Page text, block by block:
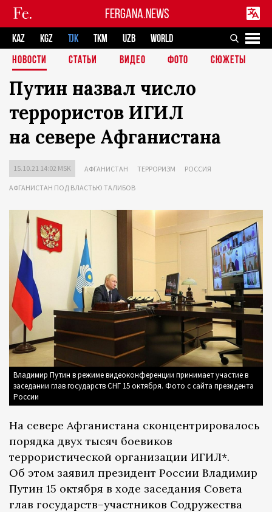
FERGANA.NEWS
KAZ KGZ TJK TKM UZB
WORLD
НОВОСТИ
СТАТЬИ ВИДЕО ФОТО СЮЖЕТЫ
Путин назвал число
террористов ИГИЛ
на севере Афганистана
15.10.21 14:02 MSK АФГАНИСТАН ТЕРРОРИЗМ РОССИЯ
АФГАНИСТАН ПОД ВЛАСТЬЮ ТАЛИБОВ
Владимир Путин в режиме видеоконференции принимает участие в
заседании глав государств СНГ 15 октября. Фото с сайта президента
России
На севере Афганистана сконцентрировалось
порядка двух тысяч боевиков
террористической организации ИГИЛ*.
Об этом заявил президент России Владимир
Путин 15 октября в ходе заседания Совета
глав государств–участников Содружества